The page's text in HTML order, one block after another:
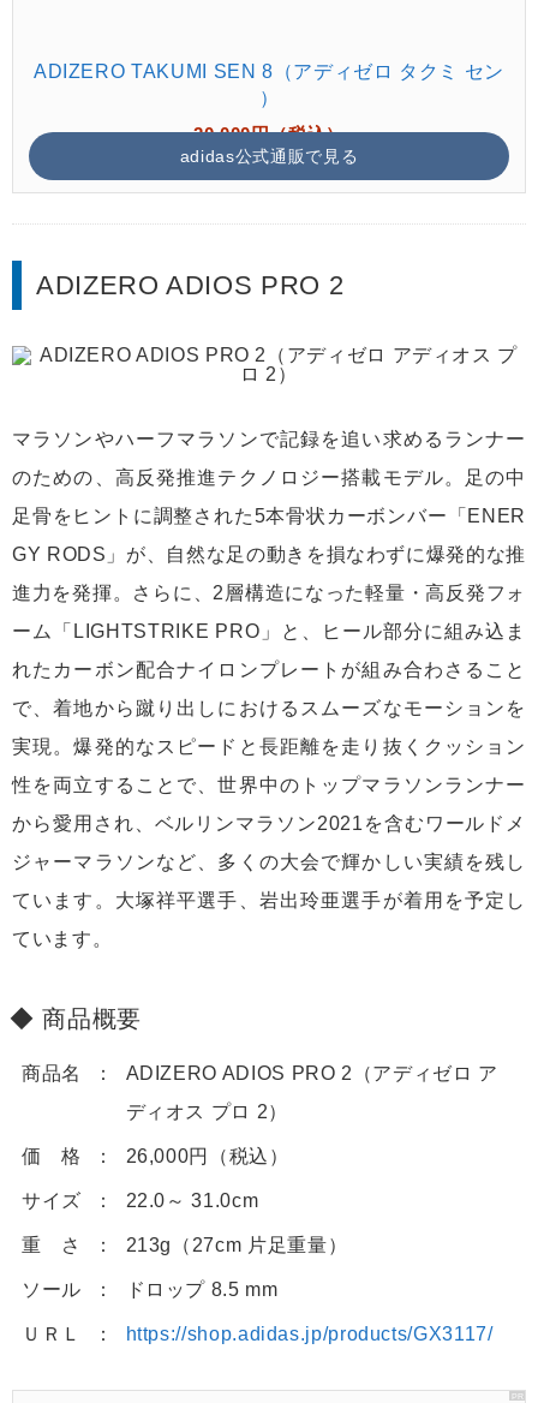
ADIZERO TAKUMI SEN 8（アディゼロ タクミ セン
）
20,000円（税込）
adidas公式通販で見る
ADIZERO ADIOS PRO 2
マラソンやハーフマラソンで記録を追い求めるランナー
のための、高反発推進テクノロジー搭載モデル。足の中
足骨をヒントに調整された5本骨状カーボンバー「ENER
GY RODS」が、自然な足の動きを損なわずに爆発的な推
進力を発揮。さらに、2層構造になった軽量・高反発フォ
ーム「LIGHTSTRIKE PRO」と、ヒール部分に組み込ま
れたカーボン配合ナイロンプレートが組み合わさること
で、着地から蹴り出しにおけるスムーズなモーションを
実現。爆発的なスピードと長距離を走り抜くクッション
性を両立することで、世界中のトップマラソンランナー
から愛用され、ベルリンマラソン2021を含むワールドメ
ジャーマラソンなど、多くの大会で輝かしい実績を残し
ています。大塚祥平選手、岩出玲亜選手が着用を予定し
ています。
商品概要
商品名
ADIZERO ADIOS PRO 2（アディゼロ ア
ディオス プロ 2）
価 格 26,000円（税込）
サイズ 22.0～ 31.0cm
重 さ 213g（27cm 片足重量）
ソール ドロップ 8.5 mm
ＵＲＬ https://shop.adidas.jp/products/GX3117/